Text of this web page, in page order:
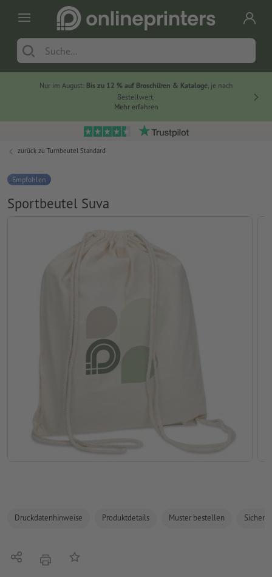
Nur im August: Bis zu 12 % auf Broschüren & Kataloge, je nach
Bestellwert.
Mehr erfahren
zurück zu Turnbeutel Standard
Empfohlen
Sportbeutel Suva
Druckdatenhinweise Produktdetails Muster bestellen
Teilen DruckenAuf die Merkliste